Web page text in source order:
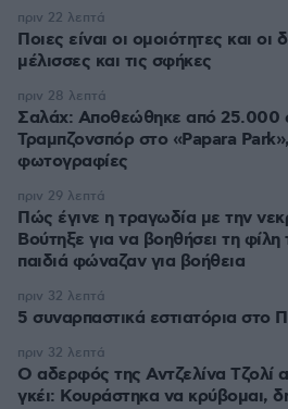
Ποιες είναι οι ομοιότητες και
μέλισσες και τις σφήκες
πριν 22 λεπτά
Σαλάχ: Αποθεώθηκε από 25.000
Τραμπζονσπόρ στο «Papara
φωτογραφίες
πριν 28 λεπτά
Πώς έγινε η τραγωδία με την
Βούτηξε για να βοηθήσει τη φίλη
παιδιά φώναζαν για βοήθεια
πριν 29 λεπτά
5 συναρπαστικά εστιατόρια στο
πριν 32 λεπτά
Ο αδερφός της Αντζελίνα Τζολί
γκέι: Κουράστηκα να κρύβομαι,
πριν 32 λεπτά